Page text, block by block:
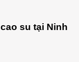
su tại Ninh